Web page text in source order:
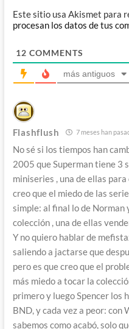
Este sitio usa Akismet para
procesan los datos de tus
12 COMMENTS
más antiguos
Flashflush 7 meses han
No sé si los tiempos han
2005 que Superman tiene 3
miniseries , una de ellas para
creo que el miedo de las
simple: al final lo de
colección , una de ellas
Y no quiero hablar de
saliendo a jactarse que
pero es que creo que el
más miedo a tocar la
primero y luego Spencer los
BND, y cada vez a peor: con
sabemos como acabó, solo